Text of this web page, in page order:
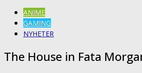
ANIME
GAMING
NYHETER
The House in Fata